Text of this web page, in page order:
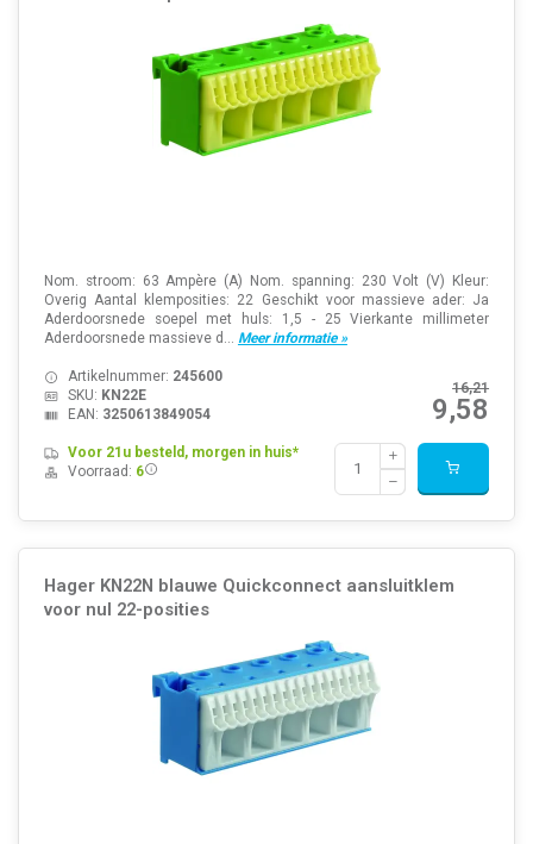
Nom. stroom: 63 Ampère (A) Nom. spanning: 230 Volt (V) Kleur:
Overig Aantal klemposities: 22 Geschikt voor massieve ader: Ja
Aderdoorsnede soepel met huls: 1,5 - 25 Vierkante millimeter
Aderdoorsnede massieve d... Meer informatie »
16,21
9,58
Artikelnummer: 245600
SKU: KN22E
EAN: 3250613849054
Voor 21u besteld, morgen in huis*
Voorraad: 6
Hager KN22N blauwe Quickconnect aansluitklem
voor nul 22-posities